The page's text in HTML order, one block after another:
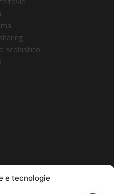
e tecnologie
scolastico